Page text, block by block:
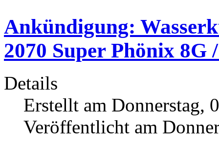
Ankündigung:
2070 Super Phönix
Details
Erstellt am Donnerstag,
Veröffentlicht am